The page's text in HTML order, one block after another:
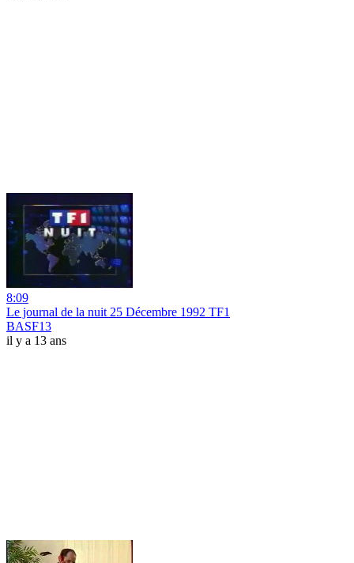
8:09
Le journal de la nuit 25 Décembre 1992 TF1
BASF13
il y a 13 ans